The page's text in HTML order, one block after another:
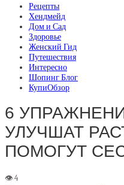
Рецепты
Хендмейд
Дом и Сад
Здоровье
Женский Гид
Путешествия
Интересно
Шопинг Блог
КупиОбзор
6
УЛУЧШАТ
ПОМОГУТ